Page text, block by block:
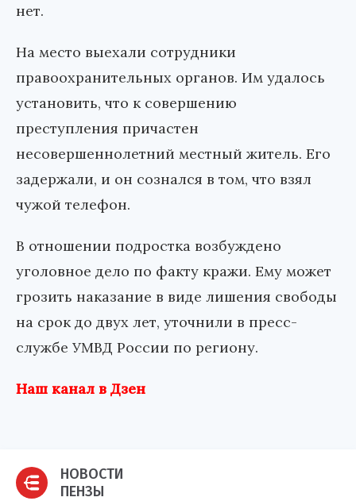
нет.
На место выехали сотрудники
правоохранительных органов. Им удалось
установить, что к совершению
преступления причастен
несовершеннолетний местный житель. Его
задержали, и он сознался в том, что взял
чужой телефон.
В отношении подростка возбуждено
уголовное дело по факту кражи. Ему может
грозить наказание в виде лишения свободы
на срок до двух лет, уточнили в пресс-
службе УМВД России по региону.
Наш канал в Дзен
НОВОСТИ
ПЕНЗЫ